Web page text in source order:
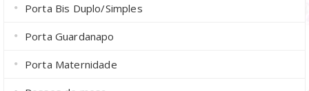
Porta Bis Duplo/Simples
Porta Guardanapo
Porta Maternidade